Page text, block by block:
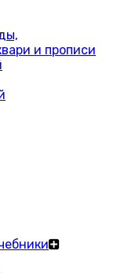
и прописи